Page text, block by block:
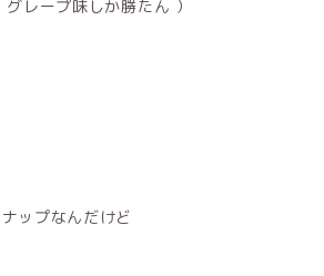
レープ味しか勝たん ）
ップなんだけど